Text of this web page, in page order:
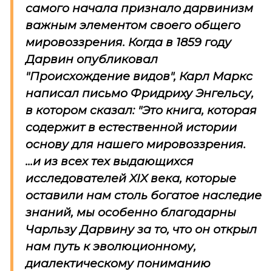
самого начала признало дарвинизм
важным элементом своего общего
мировоззрения. Когда в 1859 году
Дарвин опубликовал
"Происхождение видов", Карл Маркс
написал письмо Фридриху Энгельсу,
в котором сказал: "Это книга, которая
содержит в естественной истории
основу для нашего мировоззрения.
...и из всех тех выдающихся
исследователей XIX века, которые
оставили нам столь богатое наследие
знаний, мы особенно благодарны
Чарльзу Дарвину за то, что он открыл
нам путь к эволюционному,
диалектическому пониманию